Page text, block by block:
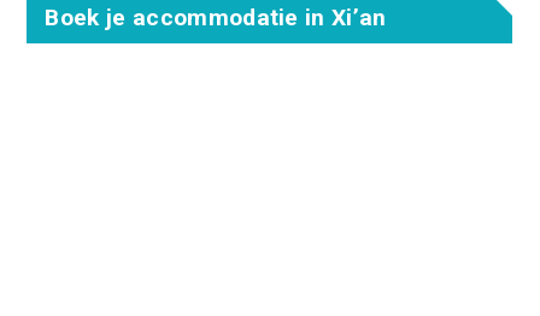
Boek je accommodatie in Xi’an